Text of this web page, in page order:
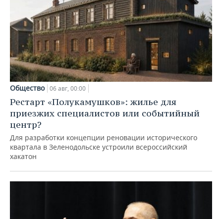
Общество 06 авг, 00:00
Рестарт «Полукамушков»: жилье для
приезжих специалистов или событийный
центр?
Для разработки концепции реновации исторического
квартала в Зеленодольске устроили всероссийский
хакатон